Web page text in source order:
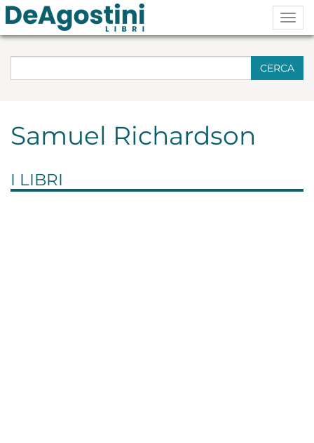
CERCA
Samuel Richardson
I LIBRI